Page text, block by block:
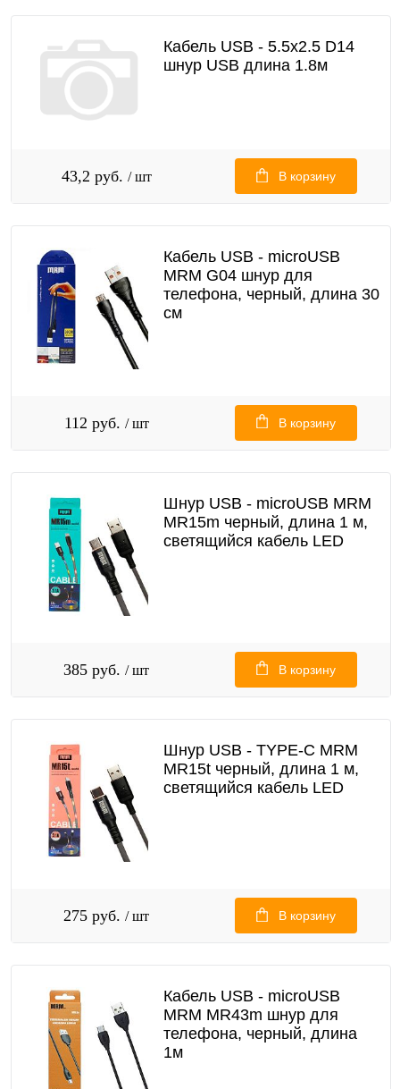
Кабель USB - 5.5x2.5 D14
шнур USB длина 1.8м
43,2 руб. / шт В корзину
Кабель USB - microUSB
MRM G04 шнур для
телефона, черный, длина 30
см
112 руб. / шт В корзину
Шнур USB - microUSB MRM
MR15m черный, длина 1 м,
светящийся кабель LED
385 руб. / шт В корзину
Шнур USB - TYPE-C MRM
MR15t черный, длина 1 м,
светящийся кабель LED
275 руб. / шт В корзину
Кабель USB - microUSB
MRM MR43m шнур для
телефона, черный, длина
1м